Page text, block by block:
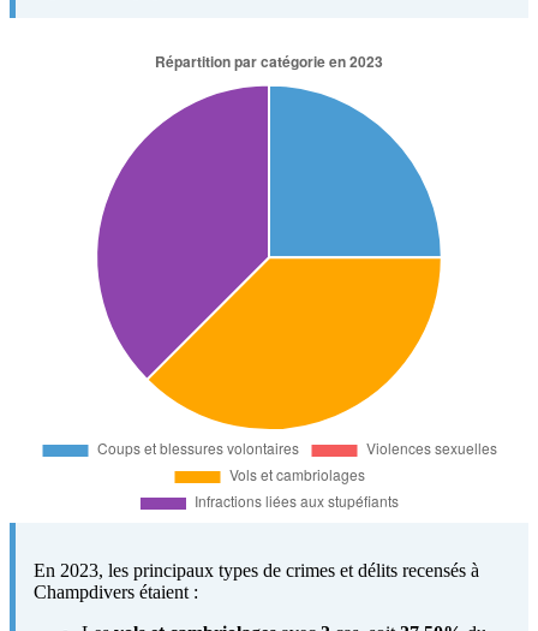
En 2023, les principaux types de crimes et délits recensés à
Champdivers étaient :